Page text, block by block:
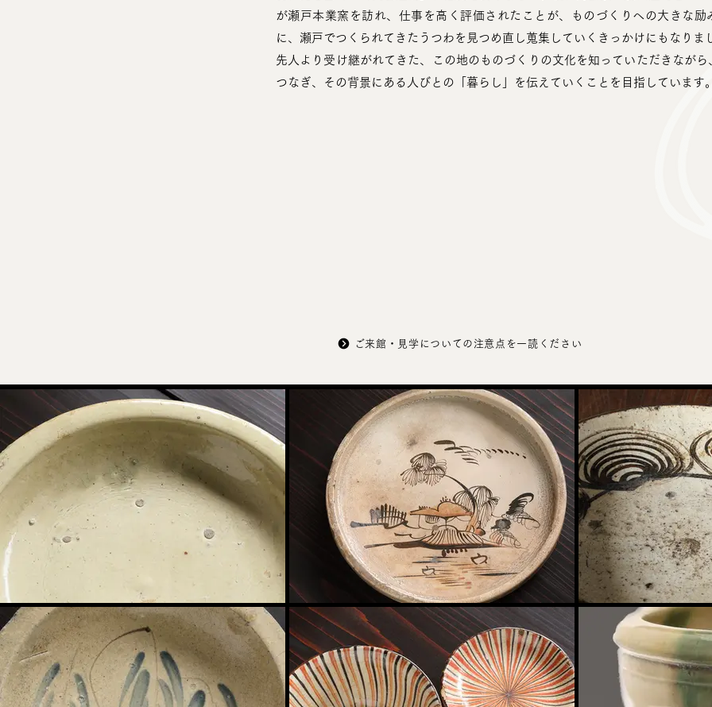
が瀬戸本業窯を訪れ、仕事を高く評価されたことが、ものづくりへの大きな励
に、瀬戸でつくられてきたうつわを見つめ直し蒐集していくきっかけにもなりま
先人より受け継がれてきた、この地のものづくりの文化を知っていただきながら
つなぎ、その背景にある人びとの「暮らし」を伝えていくことを目指しています
ご来館・見学についての注意点を一読ください